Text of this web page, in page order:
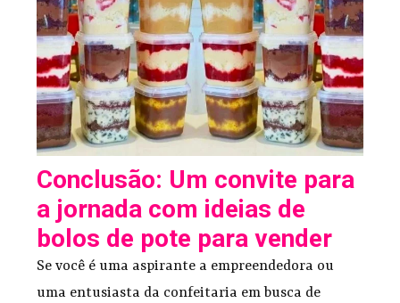
Conclusão: Um convite para
a jornada com ideias de
bolos de pote para vender
Se você é uma aspirante a empreendedora ou
uma entusiasta da confeitaria em busca de